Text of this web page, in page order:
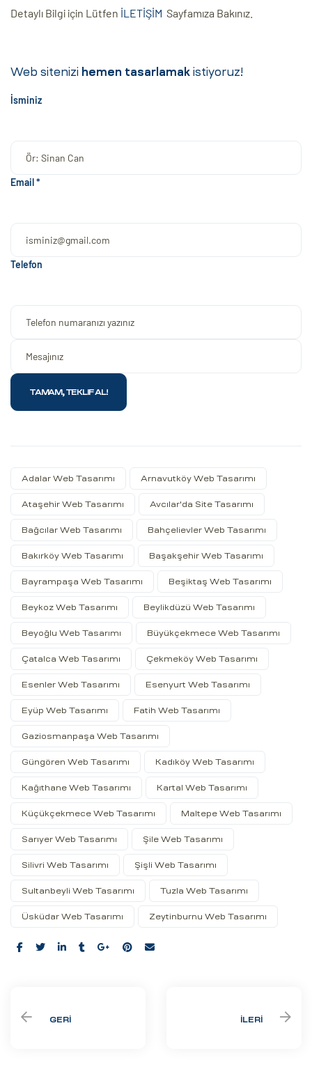
Detaylı Bilgi için Lütfen İLETİŞİM Sayfamıza Bakınız.
Web sitenizi hemen tasarlamak istiyoruz!
İsminiz
Email *
Telefon
Adalar Web Tasarımı Arnavutköy Web Tasarımı
Ataşehir Web Tasarımı Avcılar'da Site Tasarımı
Bağcılar Web Tasarımı Bahçelievler Web Tasarımı
Bakırköy Web Tasarımı Başakşehir Web Tasarımı
Bayrampaşa Web Tasarımı Beşiktaş Web Tasarımı
Beykoz Web Tasarımı Beylikdüzü Web Tasarımı
Beyoğlu Web Tasarımı Büyükçekmece Web Tasarımı
Çatalca Web Tasarımı Çekmeköy Web Tasarımı
Esenler Web Tasarımı Esenyurt Web Tasarımı
Eyüp Web Tasarımı Fatih Web Tasarımı
Gaziosmanpaşa Web Tasarımı
Güngören Web Tasarımı Kadıköy Web Tasarımı
Kağıthane Web Tasarımı Kartal Web Tasarımı
Küçükçekmece Web Tasarımı Maltepe Web Tasarımı
Sarıyer Web Tasarımı Şile Web Tasarımı
Silivri Web Tasarımı Şişli Web Tasarımı
Sultanbeyli Web Tasarımı Tuzla Web Tasarımı
Üsküdar Web Tasarımı Zeytinburnu Web Tasarımı
Share:
GERI İLERI